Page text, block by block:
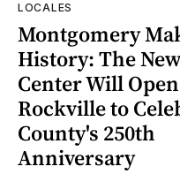
LOCALES
Montgomery
History: The
Center Will
Rockville to
County's 250th
Anniversary